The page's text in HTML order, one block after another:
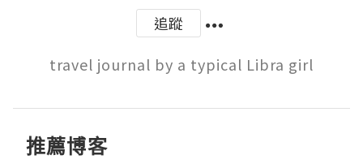
追蹤
travel journal by a typical Libra girl
推薦博客